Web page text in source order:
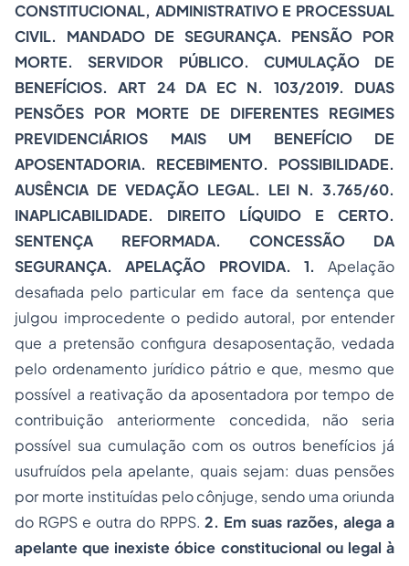
CONSTITUCIONAL, ADMINISTRATIVO E PROCESSUAL
CIVIL. MANDADO DE SEGURANÇA. PENSÃO POR
MORTE. SERVIDOR PÚBLICO. CUMULAÇÃO DE
BENEFÍCIOS. ART 24 DA EC N. 103/2019. DUAS
PENSÕES POR MORTE DE DIFERENTES REGIMES
PREVIDENCIÁRIOS MAIS UM BENEFÍCIO DE
APOSENTADORIA. RECEBIMENTO. POSSIBILIDADE.
AUSÊNCIA DE VEDAÇÃO LEGAL. LEI N. 3.765/60.
INAPLICABILIDADE. DIREITO LÍQUIDO E CERTO.
SENTENÇA REFORMADA. CONCESSÃO DA
SEGURANÇA. APELAÇÃO PROVIDA. 1. Apelação
desafiada pelo particular em face da sentença que
julgou improcedente o pedido autoral, por entender
que a pretensão configura desaposentação, vedada
pelo ordenamento jurídico pátrio e que, mesmo que
possível a reativação da aposentadora por tempo de
contribuição anteriormente concedida, não seria
possível sua cumulação com os outros benefícios já
usufruídos pela apelante, quais sejam: duas pensões
por morte instituídas pelo cônjuge, sendo uma oriunda
do RGPS e outra do RPPS.2. Em suas razões, alega a
apelante que inexiste óbice constitucional ou legal à